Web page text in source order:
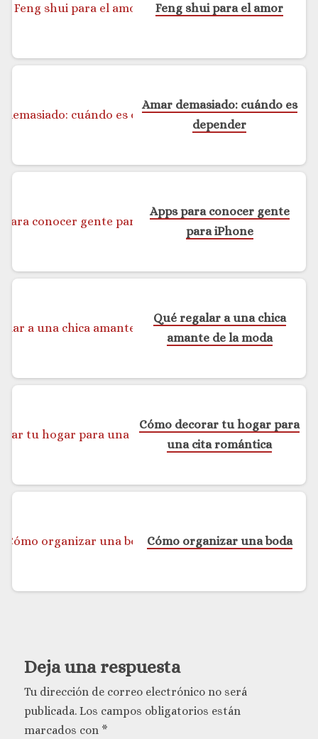
Feng shui para el amor
Amar demasiado: cuándo es
depender
Apps para conocer gente
para iPhone
Qué regalar a una chica
amante de la moda
Cómo decorar tu hogar para
una cita romántica
Cómo organizar una boda
Deja una respuesta
Tu dirección de correo electrónico no será
publicada. Los campos obligatorios están
marcados con *